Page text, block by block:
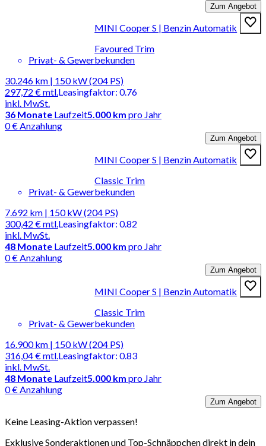
Zum Angebot
MINI Cooper S | Benzin Automatik
Favoured Trim
Privat- & Gewerbekunden
30.246 km | 150 kW (204 PS)
297,72 €mtl.
inkl. MwSt.
Leasingfaktor: 0.76
36 Monate Laufzeit5.000 km pro Jahr
0 € Anzahlung
Zum Angebot
MINI Cooper S | Benzin Automatik
Classic Trim
Privat- & Gewerbekunden
7.692 km | 150 kW (204 PS)
300,42 €mtl.
inkl. MwSt.
Leasingfaktor: 0.82
48 Monate Laufzeit5.000 km pro Jahr
0 € Anzahlung
Zum Angebot
MINI Cooper S | Benzin Automatik
Classic Trim
Privat- & Gewerbekunden
16.900 km | 150 kW (204 PS)
316,04 €mtl.
inkl. MwSt.
Leasingfaktor: 0.83
48 Monate Laufzeit5.000 km pro Jahr
0 € Anzahlung
Zum Angebot
Keine Leasing-Aktion verpassen!
Exklusive Sonderaktionen und Top-Schnäppchen direkt in dein